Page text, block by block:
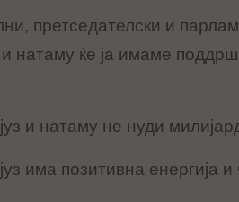
претседателски и
натаму ќе ја имаме
и натаму не нуди
има позитивна енергија